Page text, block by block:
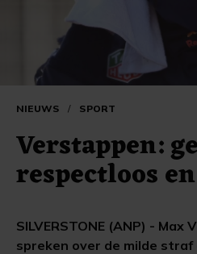
NIEUWS / SPORT
Verstappen:
respectloos
SILVERSTONE (ANP) -
spreken over de milde